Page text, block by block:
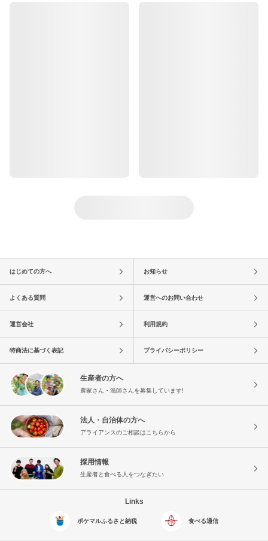
はじめての方へ お知らせ
よくある質問 運営へのお問い合わせ
運営会社 利用規約
特商法に基づく表記 プライバシーポリシー
生産者の方へ
農家さん・漁師さんを募集しています!
法人・自治体の方へ
アライアンスのご相談はこちらから
採用情報
生産者と食べる人をつなぎたい
Links
ポケマルふるさと納税 食べる通信